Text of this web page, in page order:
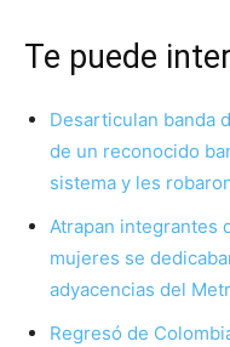
Te puede
Desarticulan banda
de un reconocido
sistema y les
Atrapan integrantes
mujeres se
adyacencias del
Regresó de